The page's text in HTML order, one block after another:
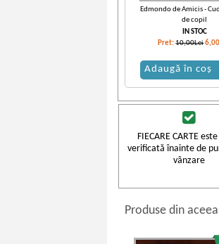
Edmondo de Amicis -
de copil
IN STOC
Pret:10,00Lei6,00
Adaugă în coș
FIECARE CARTE
verificată înainte de
vânzare
Produse din